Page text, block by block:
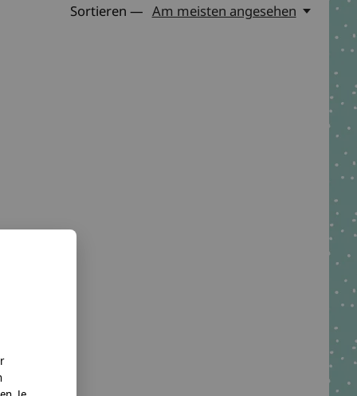
Sortieren — Am meisten angesehen